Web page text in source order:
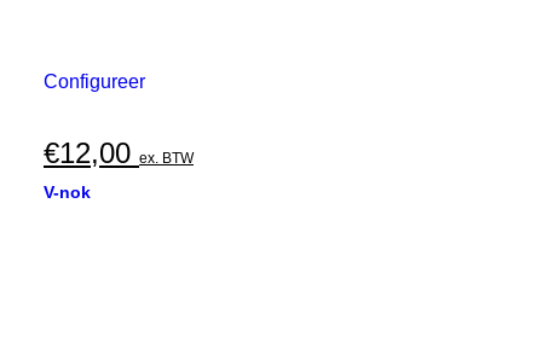
Configureer
€12,00 ex. BTW
V-nok